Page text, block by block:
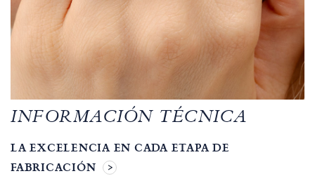
INFORMACIÓN TÉCNICA
LA EXCELENCIA EN CADA ETAPA DE
FABRICACIÓN